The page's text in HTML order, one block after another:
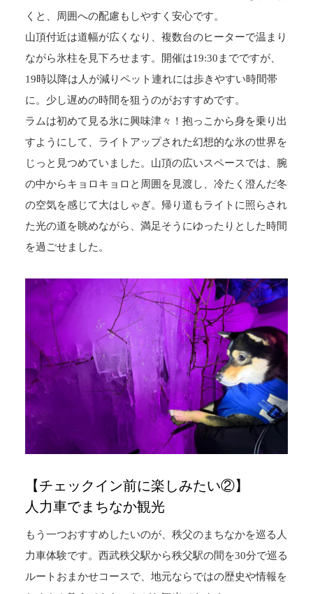
くと、周囲への配慮もしやすく安心です。
山頂付近は道幅が広くなり、複数台のヒーターで温まり
ながら氷柱を見下ろせます。開催は19:30までですが、
19時以降は人が減りペット連れには歩きやすい時間帯
に。少し遅めの時間を狙うのがおすすめです。
ラムは初めて見る氷に興味津々！抱っこから身を乗り出
すようにして、ライトアップされた幻想的な氷の世界を
じっと見つめていました。山頂の広いスペースでは、腕
の中からキョロキョロと周囲を見渡し、冷たく澄んだ冬
の空気を感じて大はしゃぎ。帰り道もライトに照らされ
た光の道を眺めながら、満足そうにゆったりとした時間
を過ごせました。
【チェックイン前に楽しみたい②】
人力車でまちなか観光
もう一つおすすめしたいのが、秩父のまちなかを巡る人
力車体験です。西武秩父駅から秩父駅の間を30分で巡る
ルートおまかせコースで、地元ならではの歴史や情報を